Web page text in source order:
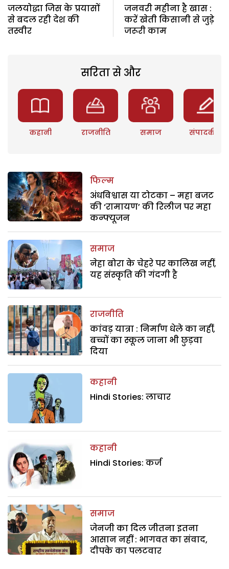
जलयोद्धा जिस के प्रयासों
से बदल रही देश की
तस्वीर
जनवरी महीना है खास :
करें खेती किसानी से जुड़े
जरूरी काम
सरिता से और
कहानी राजनीति समाज संपादकीय
फिल्म
अंधविश्वास या टोटका – महा बजट
की ‘रामायण’ की रिलीज पर महा
कन्फ्यूजन
समाज
नेहा बोरा के चेहरे पर कालिख नहीं,
यह संस्कृति की गंदगी है
राजनीति
कांवड़ यात्रा : निर्माण धेले का नहीं,
बच्चों का स्कूल जाना भी छुड़वा
दिया
कहानी
Hindi Stories: लाचार
कहानी
Hindi Stories: कर्ज
समाज
जेनजी का दिल जीतना इतना
आसान नहीं : भागवत का संवाद,
दीपके का पलटवार